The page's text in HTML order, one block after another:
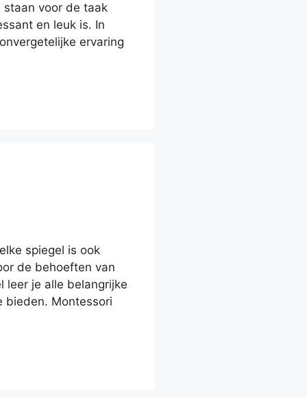
staan voor de taak
en leuk is. In
ervaring
spiegel is ook
de behoeften van
leer je alle belangrijke
bieden. Montessori